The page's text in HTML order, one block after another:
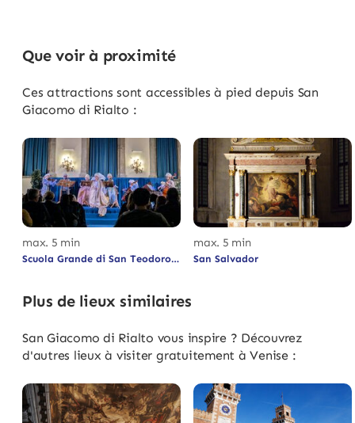
Que voir à proximité
Ces attractions sont accessibles à pied depuis San
Giacomo di Rialto :
max. 5 min
Scuola Grande di San Teodoro
max. 5 min
San Salvador
Plus de lieux similaires
San Giacomo di Rialto vous inspire ? Découvrez
d'autres lieux à visiter gratuitement à Venise :